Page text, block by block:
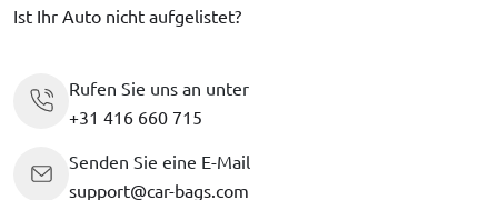
Ist Ihr Auto nicht aufgelistet?
Rufen Sie uns an unter
+31 416 660 715
Senden Sie eine E-Mail
support@car-bags.com